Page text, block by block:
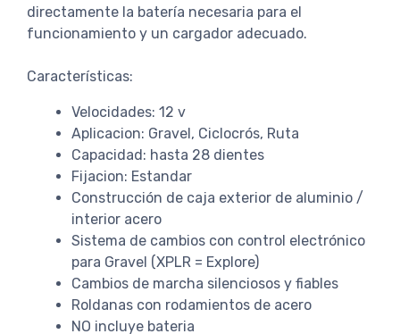
directamente la batería necesaria para el
funcionamiento y un cargador adecuado.
Características:
Velocidades: 12 v
Aplicacion: Gravel, Ciclocrós, Ruta
Capacidad: hasta 28 dientes
Fijacion: Estandar
Construcción de caja exterior de aluminio /
interior acero
Sistema de cambios con control electrónico
para Gravel (XPLR = Explore)
Cambios de marcha silenciosos y fiables
Roldanas con rodamientos de acero
NO incluye bateria